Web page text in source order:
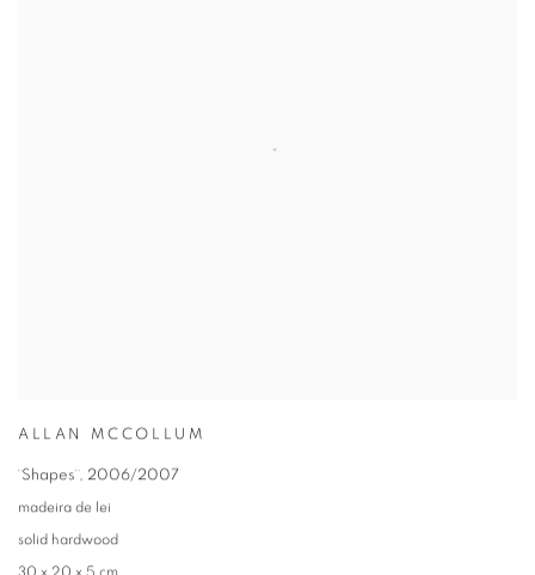
ALLAN MCCOLLUM
¨Shapes¨, 2006/2007
madeira de lei
solid hardwood